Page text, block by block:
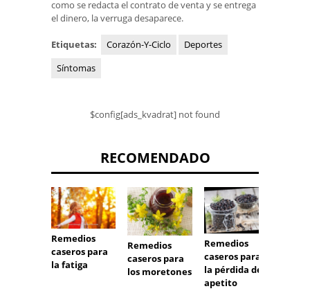
como se redacta el contrato de venta y se entrega
el dinero, la verruga desaparece.
Etiquetas: Corazón-Y-Ciclo
Deportes
Síntomas
$config[ads_kvadrat] not found
RECOMENDADO
Remedios
caseros para
la fatiga
Remedios
caseros para
los moretones
Remedios
caseros para
la pérdida de
apetito